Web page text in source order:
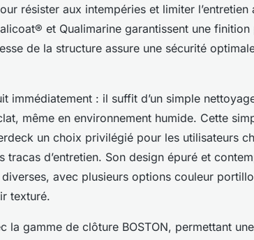
résister aux intempéries et limiter l’entretien
et Qualimarine garantissent une finition
de la structure assure une sécurité
immédiatement : il suffit d’un simple
même en environnement humide. Cette
un choix privilégié pour les utilisateurs
d’entretien. Son design épuré et
avec plusieurs options couleur
texturé.
la gamme de clôture BOSTON, permettant une